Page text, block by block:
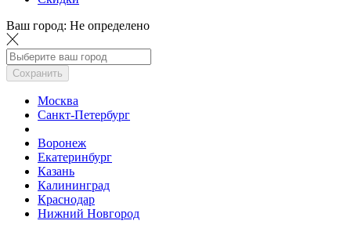
Ваш город: Не определено
Сохранить
Москва
Санкт-Петербург
Воронеж
Екатеринбург
Казань
Калининград
Краснодар
Нижний Новгород